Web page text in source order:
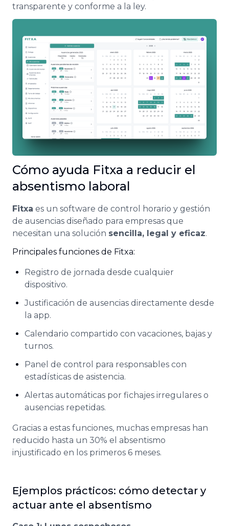
transparente y conforme a la ley.
Cómo ayuda Fitxa a reducir el
absentismo laboral
Fitxa es un software de control horario y gestión
de ausencias diseñado para empresas que
necesitan una solución sencilla, legal y eficaz.
Principales funciones de Fitxa:
Registro de jornada desde cualquier
dispositivo.
Justificación de ausencias directamente desde
la app.
Calendario compartido con vacaciones, bajas y
turnos.
Panel de control para responsables con
estadísticas de asistencia.
Alertas automáticas por fichajes irregulares o
ausencias repetidas.
Gracias a estas funciones, muchas empresas han
reducido hasta un 30% el absentismo
injustificado en los primeros 6 meses.
Ejemplos prácticos: cómo detectar y
actuar ante el absentismo